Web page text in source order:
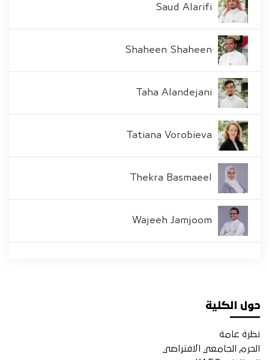
Saud Alarifi
Shaheen Shaheen
Taha Alandejani
Tatiana Vorobieva
Thekra Basmaeel
Wajeeh Jamjoom
حول الكلية
نظرة عامة
الحرم الجامعي الافتراضي